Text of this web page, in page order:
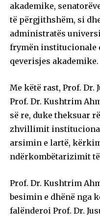
akademike,
të përgjithshëm, si
administratës
frymën institucionale
qeverisjes akademike.
Me këtë rast, Prof. Dr.
Prof. Dr. Kushtrim
së re, duke theksuar
zhvillimit
arsimin e lartë,
ndërkombëtarizimit
Prof. Dr. Kushtrim
besimin e dhënë nga
falënderoi Prof. Dr.